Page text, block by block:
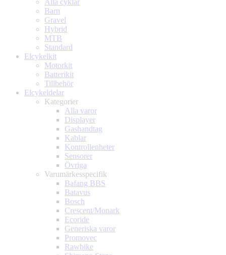
Alla cyklar
Barn
Gravel
Hybrid
MTB
Standard
Elcykelkit
Motorkit
Batterikit
Tillbehör
Elcykeldelar
Kategorier
Alla varor
Displayer
Gashandtag
Kablar
Kontrollenheter
Sensorer
Övriga
Varumärkesspecifik
Bafang BBS
Batavus
Bosch
Crescent/Monark
Ecoride
Generiska varor
Promovec
Rawbike